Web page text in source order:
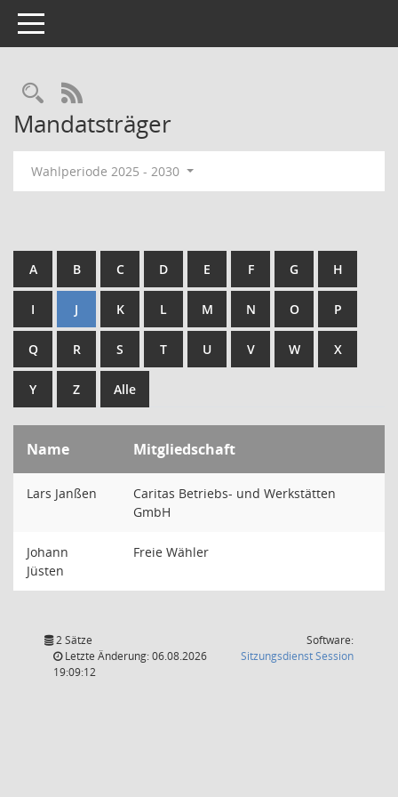
Toggle navigation
Rechercheauswahl
RSS-Feed
Mandatsträger
Wahlperiode 2025 - 2030
A B C D E F G H
I J K L M N O P
Q R S T U V W X
Y Z Alle
Name Mitgliedschaft
Lars Janßen
Caritas Betriebs- und Werkstätten
GmbH
Johann
Jüsten
Freie Wähler
2 Sätze
Letzte Änderung: 06.08.2026
19:09:12
Software:
SitzungsdienstSession(Wird in